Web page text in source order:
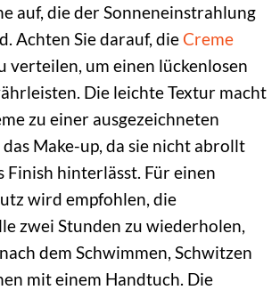
auf, die der Sonneneinstrahlung
Achten Sie darauf, dieCreme
verteilen, um einen lückenlosen
Die leichte Textur macht
zu einer ausgezeichneten
Make-up, da sie nicht abrollt
Finish hinterlässt. Für einen
wird empfohlen, die
zwei Stunden zu wiederholen,
dem Schwimmen, Schwitzen
mit einem Handtuch. Die